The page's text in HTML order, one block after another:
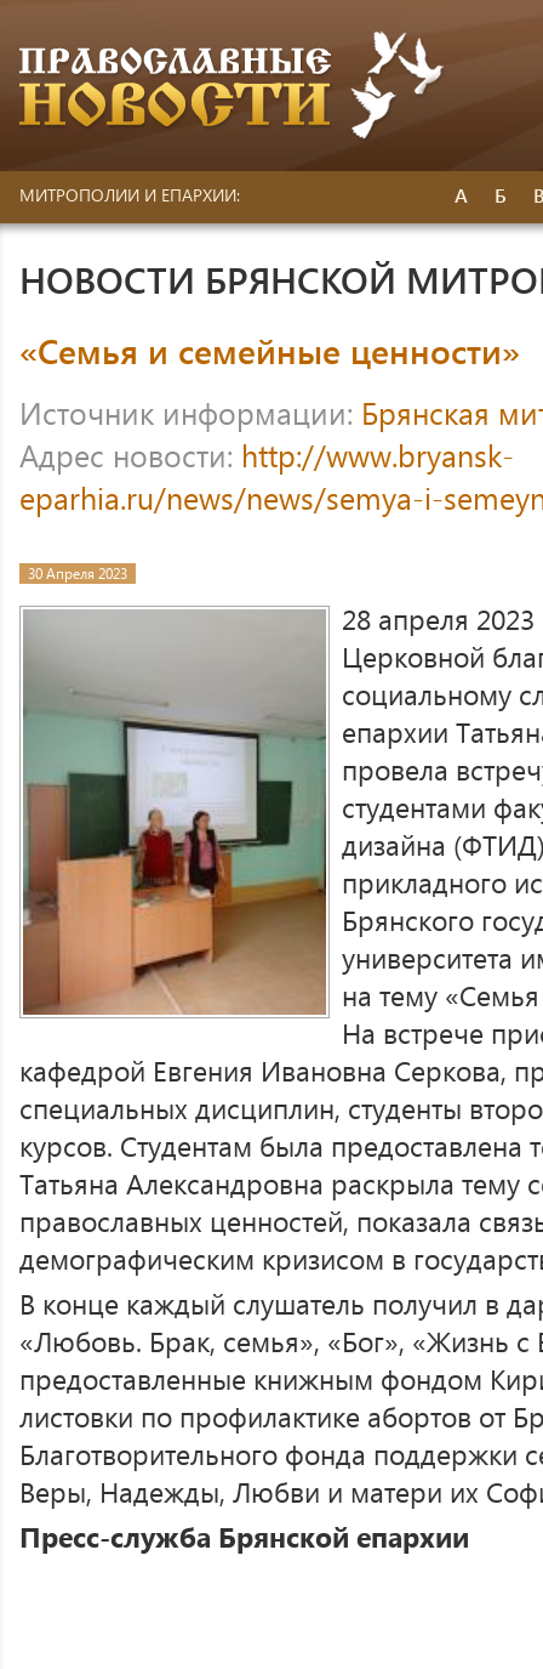
МИТРОПОЛИИ И ЕПАРХИИ: А Б
НОВОСТИ БРЯНСКОЙ
«Семья и семейные ценности»
Источник информации: Брянская
Адрес новости: http://www.bryansk-
eparhia.ru/news/news/semya-i-
30 Апреля 2023
28 апреля
Церковной
социальному
епархии
провела
студентами
дизайна
прикладного
Брянского
университета
на тему
На встрече
кафедрой Евгения Ивановна Серкова,
специальных дисциплин, студенты
курсов. Студентам была предоставлена
Татьяна Александровна раскрыла тему
православных ценностей, показала
демографическим кризисом в
В конце каждый слушатель получил в
«Любовь. Брак, семья», «Бог», «Жизнь с
предоставленные книжным фондом
листовки по профилактике абортов от
Благотворительного фонда поддержки
Веры, Надежды, Любви и матери их
Пресс-служба Брянской епархии